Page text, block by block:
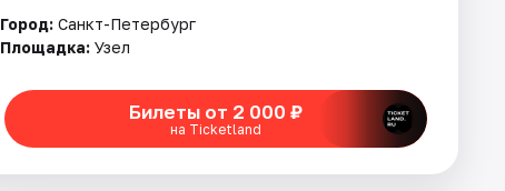
Город: Санкт-Петербург
Площадка: Узел
Билеты от 2 000 ₽
на Ticketland